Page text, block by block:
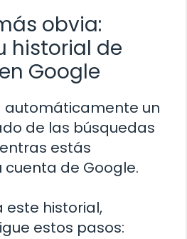
obvia:
historial de
Google
automáticamente un
de las búsquedas
estás
de Google.
este historial,
estos pasos: